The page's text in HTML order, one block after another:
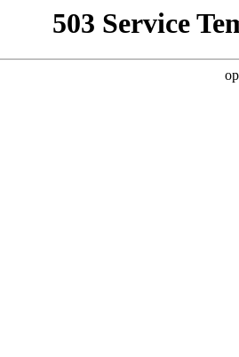
503 Service